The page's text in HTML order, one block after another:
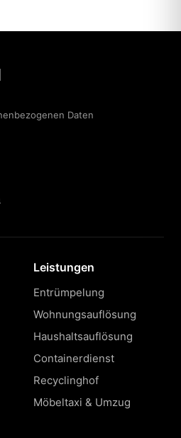
Daten
Leistungen
Entrümpelung
Wohnungsauflösung
Haushaltsauflösung
Containerdienst
Recyclinghof
Möbeltaxi & Umzug